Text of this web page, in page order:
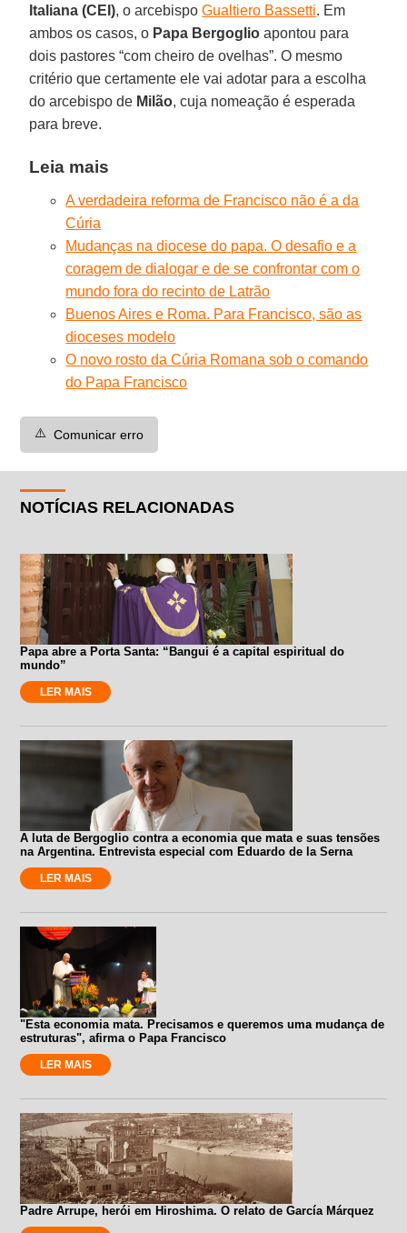
Italiana (CEI), o arcebispoGualtiero Bassetti. Em
ambos os casos, o Papa Bergoglio apontou para
dois pastores “com cheiro de ovelhas”. O mesmo
critério que certamente ele vai adotar para a escolha
do arcebispo de Milão, cuja nomeação é esperada
para breve.
Leia mais
A verdadeira reforma de Francisco não é a da
Cúria
Mudanças na diocese do papa. O desafio e a
coragem de dialogar e de se confrontar com o
mundo fora do recinto de Latrão
Buenos Aires e Roma. Para Francisco, são as
dioceses modelo
O novo rosto da Cúria Romana sob o comando
do Papa Francisco
⚠️ Comunicar erro
NOTÍCIAS RELACIONADAS
Papa abre a Porta Santa: “Bangui é a capital espiritual do
mundo”
LER MAIS
A luta de Bergoglio contra a economia que mata e suas tensões
na Argentina. Entrevista especial com Eduardo de la Serna
LER MAIS
"Esta economia mata. Precisamos e queremos uma mudança de
estruturas", afirma o Papa Francisco
LER MAIS
Padre Arrupe, herói em Hiroshima. O relato de García Márquez